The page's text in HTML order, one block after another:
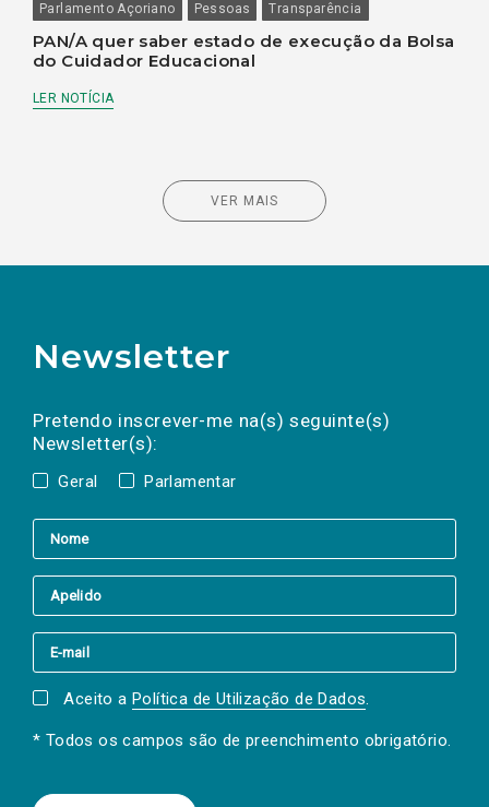
Parlamento Açoriano
Pessoas Transparência
PAN/A quer saber estado de execução da Bolsa
do Cuidador Educacional
LER NOTÍCIA
VER MAIS
Newsletter
Pretendo inscrever-me na(s) seguinte(s)
Newsletter(s):
Geral Parlamentar
a(s) newsletter(s).
mail
Aceito a Política de Utilização de Dados.
* Todos os campos são de preenchimento obrigatório.